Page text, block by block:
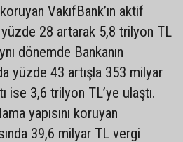
VakıfBank’ın aktif
yüzde 28 artarak 5,8 trilyon TL
dönemde Bankanın
yüzde 43 artışla 353 milyar
ise 3,6 trilyon TL’ye ulaştı.
yapısını koruyan
39,6 milyar TL vergi